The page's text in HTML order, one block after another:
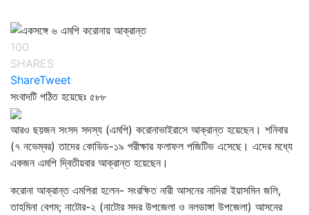
100
SHARES
ShareTweet
সংবাদটি পঠিত হয়েছেঃ ৫৮৮
আরও ছয়জন সংসদ সদস্য (এমপি) করোনাভাইরাসে আক্রান্ত হয়েছেন। শনিবার
(৭ নভেম্বর) তাদের কোভিড-১৯ পরীক্ষার ফলাফল পজিটিভ এসেছে। এদের মধ্যে
একজন এমপি দ্বিতীয়বার আক্রান্ত হয়েছেন।
করোনা আক্রান্ত এমপিরা হলেন- সংরক্ষিত নারী আসনের নাদিরা ইয়াসমিন জলি,
তাহমিনা বেগম; নাটোর-২ (নাটোর সদর উপজেলা ও নলডাঙ্গা উপজেলা) আসনের